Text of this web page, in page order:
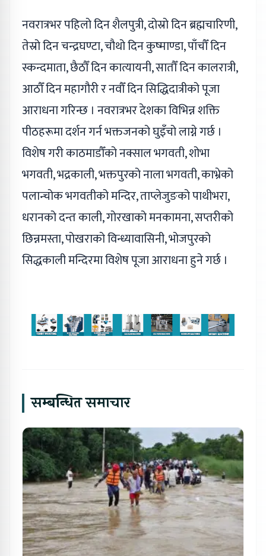
नवरात्रभर पहिलो दिन शैलपुत्री, दोस्रो दिन ब्रह्मचारिणी,
तेस्रो दिन चन्द्रघण्टा, चौथो दिन कुष्माण्डा, पाँचौँ दिन
स्कन्दमाता, छैठौँ दिन कात्यायनी, सातौँ दिन कालरात्री,
आठौँ दिन महागौरी र नवौँ दिन सिद्धिदात्रीको पूजा
आराधना गरिन्छ । नवरात्रभर देशका विभिन्न शक्ति
पीठहरूमा दर्शन गर्न भक्तजनको घुइँचो लाग्ने गर्छ ।
विशेष गरी काठमाडौँको नक्साल भगवती, शोभा
भगवती, भद्रकाली, भक्तपुरको नाला भगवती, काभ्रेको
पलान्चोक भगवतीको मन्दिर, ताप्लेजुङको पाथीभरा,
धरानको दन्त काली, गोरखाको मनकामना, सप्तरीको
छिन्नमस्ता, पोखराको विन्ध्यावासिनी, भोजपुरको
सिद्धकाली मन्दिरमा विशेष पूजा आराधना हुने गर्छ ।
सम्बन्धित समाचार